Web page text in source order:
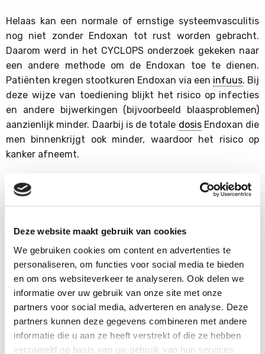
Deze website maakt gebruik van cookies
We gebruiken cookies om content en advertenties te
personaliseren, om functies voor social media te bieden
en om ons websiteverkeer te analyseren. Ook delen we
informatie over uw gebruik van onze site met onze
partners voor social media, adverteren en analyse. Deze
partners kunnen deze gegevens combineren met andere
informatie die u aan ze heeft verstrekt of die ze hebben
verzameld op basis van uw gebruik van hun services.
Helaas kan een normale of ernstige systeemvasculitis
nog niet zonder Endoxan tot rust worden gebracht.
Daarom werd in het CYCLOPS onderzoek gekeken naar
een andere methode om de Endoxan toe te dienen.
Patiënten kregen stootkuren Endoxan via een infuus. Bij
deze wijze van toediening blijkt het risico op infecties
en andere bijwerkingen (bijvoorbeeld blaasproblemen)
aanzienlijk minder. Daarbij is de totale dosisEndoxan die
men binnenkrijgt ook minder, waardoor het risico op
kanker afneemt.
de ene groep kregen de patiënten 3-6 maanden
Endoxan tabletten tot de ziekte inremissiekwam en
groep werd behandeld met stootkuren Endoxan via
infuustot de ziekte tot rust was, en daarna ging men
ook over op azathioprine.De eerste drie stootkuren
werden met een tussenpose van 2 weken gegeven,
daarna ging men over op een tussenpose van 3 weken.
De eerste resultaten lijken erop te wijzen dat er tussen
beide groepen géén verschil was als het ging om het tot
rust komen van de systeemvasculitis. Ook wat betreft